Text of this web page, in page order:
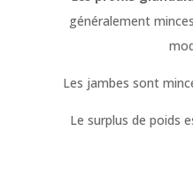
généralement
Les jambes sont
Le surplus de poids